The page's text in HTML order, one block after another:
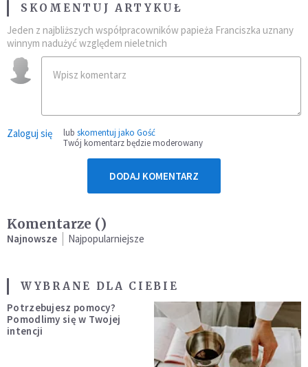
SKOMENTUJ ARTYKUŁ
Jeden z najbliższych współpracowników papieża Franciszka uznany
winnym nadużyć względem nieletnich
Zaloguj się lub skomentuj jako Gość
Twój komentarz będzie moderowany
DODAJ KOMENTARZ
Komentarze ()
Najnowsze Najpopularniejsze
WYBRANE DLA CIEBIE
Potrzebujesz pomocy?
Pomodlimy się w Twojej
intencji